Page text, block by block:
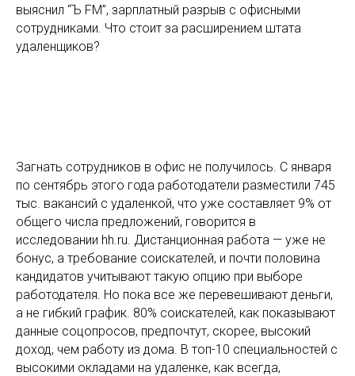
выяснил “Ъ FM”, зарплатный разрыв с офисными
сотрудниками. Что стоит за расширением штата
удаленщиков?
Загнать сотрудников в офис не получилось. С января
по сентябрь этого года работодатели разместили 745
тыс. вакансий с удаленкой, что уже составляет 9% от
общего числа предложений, говорится в
исследовании hh.ru. Дистанционная работа — уже не
бонус, а требование соискателей, и почти половина
кандидатов учитывают такую опцию при выборе
работодателя. Но пока все же перевешивают деньги,
а не гибкий график. 80% соискателей, как показывают
данные соцопросов, предпочтут, скорее, высокий
доход, чем работу из дома. В топ-10 специальностей с
высокими окладами на удаленке, как всегда,